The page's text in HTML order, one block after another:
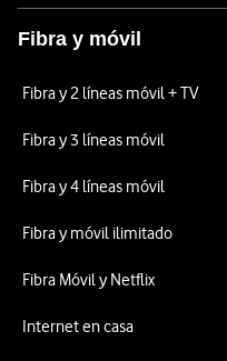
Fibra y móvil
Fibra y 2 líneas móvil + TV
Fibra y 3 líneas móvil
Fibra y 4 líneas móvil
Fibra y móvil ilimitado
Fibra Móvil y Netflix
Internet en casa